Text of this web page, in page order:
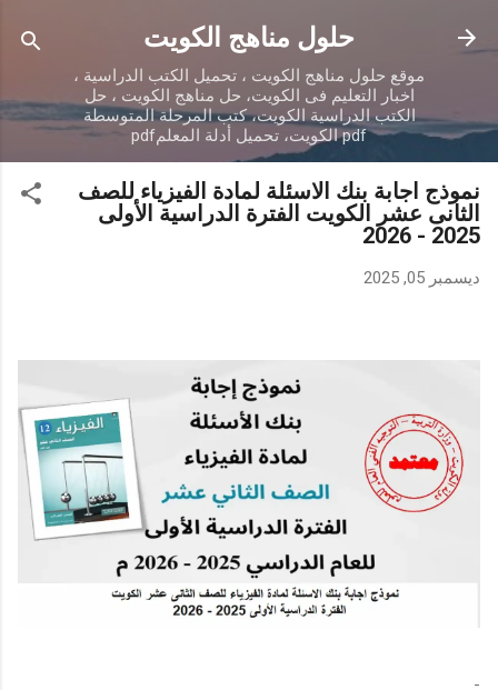
التخطي إلى المحتوى الرئيسي
حلول مناهج الكويت
موقع حلول مناهج الكويت ، تحميل الكتب الدراسية ،
اخبار التعليم فى الكويت، حل مناهج الكويت ، حل
الكتب الدراسية الكويت، كتب المرحلة المتوسطة
pdf الكويت، تحميل أدلة المعلمpdf
نموذج اجابة بنك الاسئلة لمادة الفيزياء للصف
الثانى عشر الكويت الفترة الدراسية الأولى
2025 - 2026
ديسمبر 05, 2025
-